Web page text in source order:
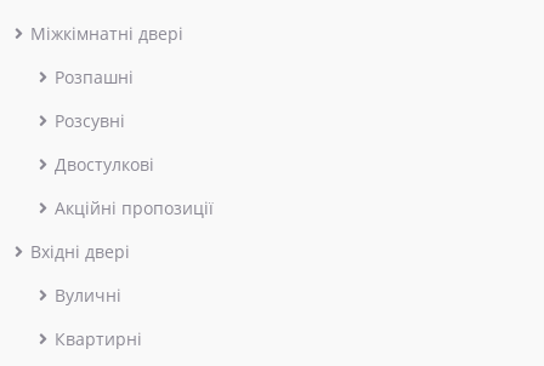
Міжкімнатні двері
Розпашні
Розсувні
Двостулкові
Акційні пропозиції
Вхідні двері
Вуличні
Квартирні